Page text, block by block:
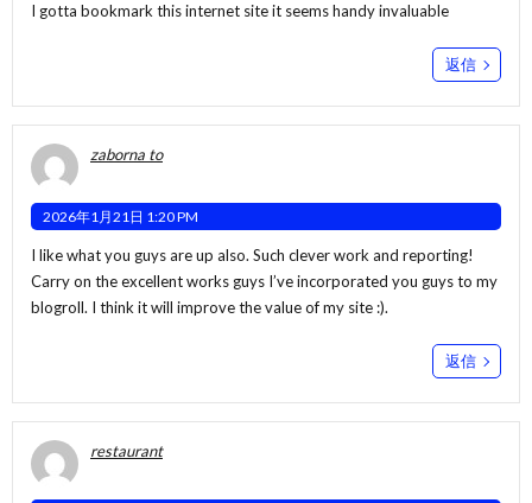
I gotta bookmark this internet site it seems handy invaluable
返信
zaborna to
2026年1月21日 1:20 PM
I like what you guys are up also. Such clever work and reporting!
Carry on the excellent works guys I’ve incorporated you guys to my
blogroll. I think it will improve the value of my site :).
返信
restaurant